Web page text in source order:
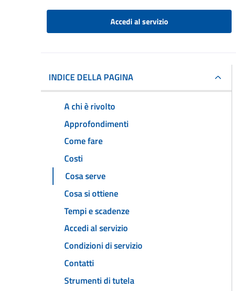
Accedi al servizio
INDICE DELLA PAGINA
A chi è rivolto
Approfondimenti
Come fare
Costi
Cosa serve
Cosa si ottiene
Tempi e scadenze
Accedi al servizio
Condizioni di servizio
Contatti
Strumenti di tutela